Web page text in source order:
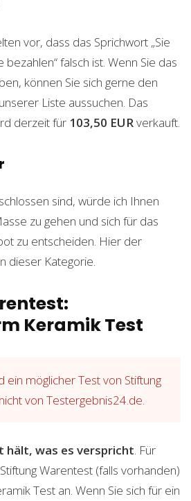
vor, dass das Sprichwort „Sie
falsch ist. Wenn Sie das
können Sie sich gerne den
Liste aussuchen. Das
derzeit für 103,50 EURverkauft.
sind, würde ich Ihnen
zu gehen und sich für das
zu entscheiden. Hier der
dieser Kategorie.
Keramik Test
ein möglicher Test von Stiftung
von Testergebnis24.de.
hält, was es verspricht. Für
Warentest (falls vorhanden)
Test an. Wenn Sie sich für ein